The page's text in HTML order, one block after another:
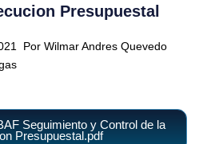
Presupuestal
Por Wilmar Andres Quevedo
Seguimiento y Control de la
Presupuestal.pdf